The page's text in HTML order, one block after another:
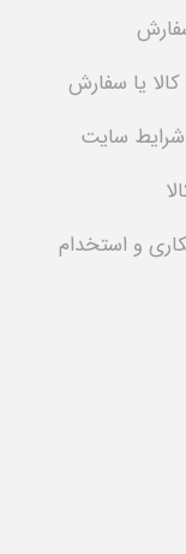
کالا یا سفارش
شرایط سایت
و استخدام